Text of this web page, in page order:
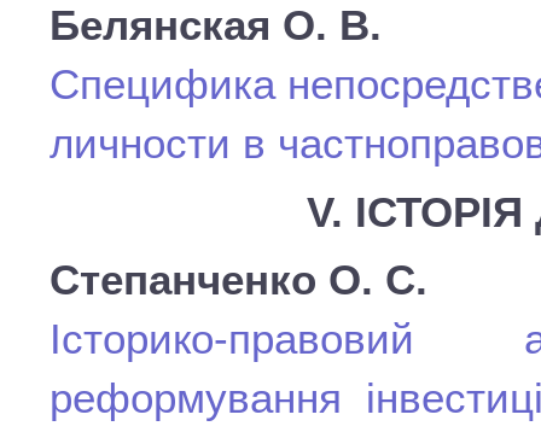
Белянская О. В.
Специфика
личности в
V.
Степанченко О. С.
Історико-
реформування